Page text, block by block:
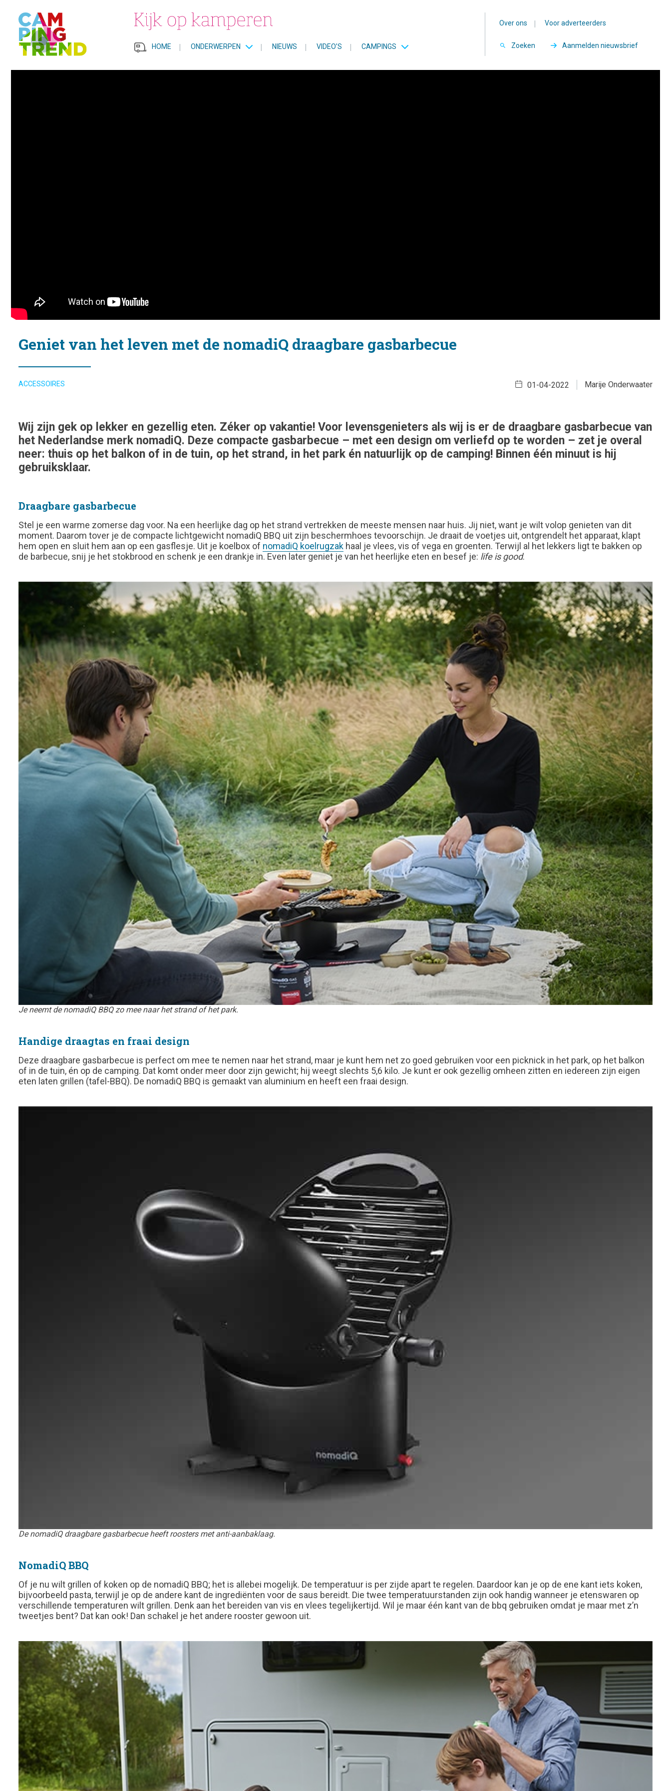
HOME | ONDERWERPEN | NIEUWS | VIDEO’S | CAMPINGS
Over ons | Voor adverteerders
Zoeken Aanmelden nieuwsbrief
Geniet van het leven met de nomadiQ draagbare gasbarbecue
ACCESSOIRES Marije Onderwaater
01-04-2022
Wij zijn gek op lekker en gezellig eten. Zéker op vakantie! Voor levensgenieters als wij is er de draagbare gasbarbecue van
het Nederlandse merk nomadiQ. Deze compacte gasbarbecue – met een design om verliefd op te worden – zet je overal
neer: thuis op het balkon of in de tuin, op het strand, in het park én natuurlijk op de camping! Binnen één minuut is hij
gebruiksklaar.
Draagbare gasbarbecue
Stel je een warme zomerse dag voor. Na een heerlijke dag op het strand vertrekken de meeste mensen naar huis. Jij niet, want je wilt volop genieten van dit
moment. Daarom tover je de compacte lichtgewicht nomadiQ BBQ uit zijn beschermhoes tevoorschijn. Je draait de voetjes uit, ontgrendelt het apparaat, klapt
hem open en sluit hem aan op een gasflesje. Uit je koelbox of nomadiQ koelrugzak haal je vlees, vis of vega en groenten. Terwijl al het lekkers ligt te bakken op
de barbecue, snij je het stokbrood en schenk je een drankje in. Even later geniet je van het heerlijke eten en besef je: life is good.
Je neemt de nomadiQ BBQ zo mee naar het strand of het park.
Handige draagtas en fraai design
Deze draagbare gasbarbecue is perfect om mee te nemen naar het strand, maar je kunt hem net zo goed gebruiken voor een picknick in het park, op het balkon
of in de tuin, én op de camping. Dat komt onder meer door zijn gewicht; hij weegt slechts 5,6 kilo. Je kunt er ook gezellig omheen zitten en iedereen zijn eigen
eten laten grillen (tafel-BBQ). De nomadiQ BBQ is gemaakt van aluminium en heeft een fraai design.
De nomadiQ draagbare gasbarbecue heeft roosters met anti-aanbaklaag.
NomadiQ BBQ
Of je nu wilt grillen of koken op de nomadiQ BBQ; het is allebei mogelijk. De temperatuur is per zijde apart te regelen. Daardoor kan je op de ene kant iets koken,
bijvoorbeeld pasta, terwijl je op de andere kant de ingrediënten voor de saus bereidt. Die twee temperatuurstanden zijn ook handig wanneer je etenswaren op
verschillende temperaturen wilt grillen. Denk aan het bereiden van vis en vlees tegelijkertijd. Wil je maar één kant van de bbq gebruiken omdat je maar met z’n
tweetjes bent? Dat kan ook! Dan schakel je het andere rooster gewoon uit.